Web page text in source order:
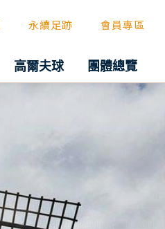
永續足跡 會員專區
高爾夫球 團體總覽